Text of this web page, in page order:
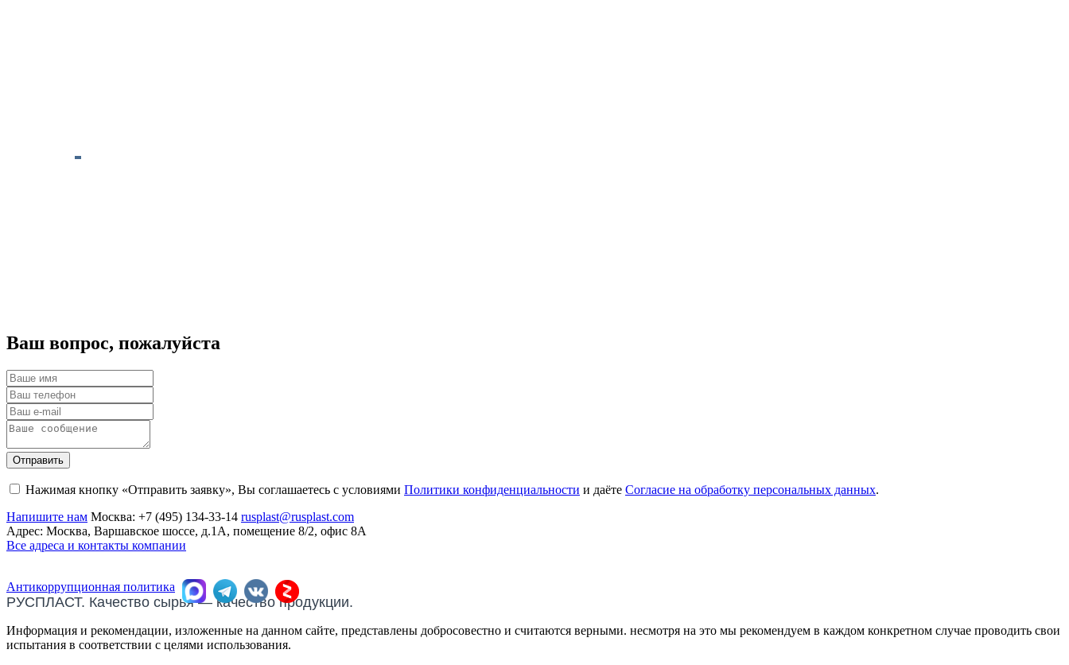
Ваш вопрос, пожалуйста
Отправить
Нажимая кнопку «Отправить заявку», Вы соглашаетесь с условиями Политики конфиденциальности и даёте Согласие на обработку персональных данных.
Напишите нам Москва: +7 (495) 134-33-14 rusplast@rusplast.com
Адрес: Москва, Варшавское шоссе, д.1А, помещение 8/2, офис 8А
Все адреса и контакты компании
Антикоррупционная политика
РУСПЛАСТ. Качество сырья — качество продукции.
Информация и рекомендации, изложенные на данном сайте, представлены добросовестно и считаются верными. несмотря на это мы рекомендуем в каждом конкретном случае проводить свои
испытания в соответствии с целями использования.